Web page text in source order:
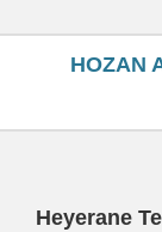
HOZAN
Heyerane